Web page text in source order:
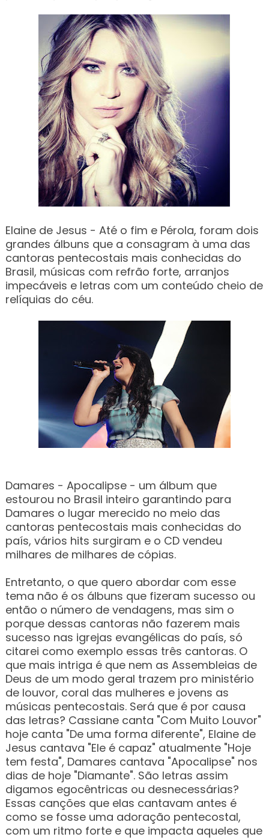
Elaine de Jesus - Até o fim e Pérola, foram dois
grandes álbuns que a consagram à uma das
cantoras pentecostais mais conhecidas do
Brasil, músicas com refrão forte, arranjos
impecáveis e letras com um conteúdo cheio de
relíquias do céu.
Damares - Apocalipse - um álbum que
estourou no Brasil inteiro garantindo para
Damares o lugar merecido no meio das
cantoras pentecostais mais conhecidas do
país, vários hits surgiram e o CD vendeu
milhares de milhares de cópias.
Entretanto, o que quero abordar com esse
tema não é os álbuns que fizeram sucesso ou
então o número de vendagens, mas sim o
porque dessas cantoras não fazerem mais
sucesso nas igrejas evangélicas do país, só
citarei como exemplo essas três cantoras. O
que mais intriga é que nem as Assembleias de
Deus de um modo geral trazem pro ministério
de louvor, coral das mulheres e jovens as
músicas pentecostais. Será que é por causa
das letras? Cassiane canta "Com Muito Louvor"
hoje canta "De uma forma diferente", Elaine de
Jesus cantava "Ele é capaz" atualmente "Hoje
tem festa", Damares cantava "Apocalipse" nos
dias de hoje "Diamante". São letras assim
digamos egocêntricas ou desnecessárias?
Essas canções que elas cantavam antes é
como se fosse uma adoração pentecostal,
com um ritmo forte e que impacta aqueles que